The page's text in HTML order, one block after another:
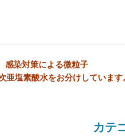
染対策による微粒子
塩素酸水をお分けしています
カテ